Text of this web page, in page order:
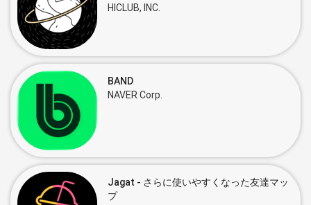
HICLUB, INC.
BAND
NAVER Corp.
Jagat - さらに使いやすくなった友達マッ
プ